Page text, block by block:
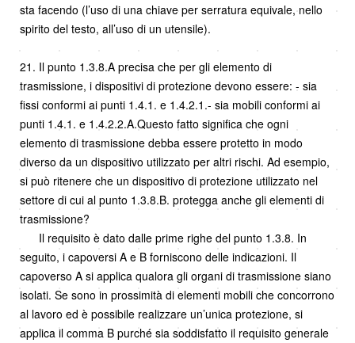
sta facendo (l’uso di una chiave per serratura equivale, nello
spirito del testo, all’uso di un utensile).
21. Il punto 1.3.8.A precisa che per gli elemento di
trasmissione, i dispositivi di protezione devono essere: - sia
fissi conformi ai punti 1.4.1. e 1.4.2.1.- sia mobili conformi ai
punti 1.4.1. e 1.4.2.2.A.Questo fatto significa che ogni
elemento di trasmissione debba essere protetto in modo
diverso da un dispositivo utilizzato per altri rischi. Ad esempio,
si può ritenere che un dispositivo di protezione utilizzato nel
settore di cui al punto 1.3.8.B. protegga anche gli elementi di
trasmissione?
Il requisito è dato dalle prime righe del punto 1.3.8. In
seguito, i capoversi A e B forniscono delle indicazioni. Il
capoverso A si applica qualora gli organi di trasmissione siano
isolati. Se sono in prossimità di elementi mobili che concorrono
al lavoro ed è possibile realizzare un’unica protezione, si
applica il comma B purché sia soddisfatto il requisito generale